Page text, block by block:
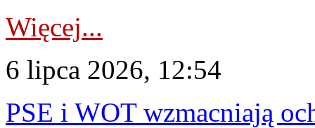
Więcej...
6 lipca 2026, 12:54
PSE i WOT wzmacniają